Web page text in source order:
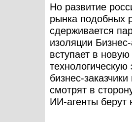
Но развитие
рынка подобных
сдерживается
изоляции
вступает в новую
технологическую
бизнес-
смотрят в
ИИ-агенты берут